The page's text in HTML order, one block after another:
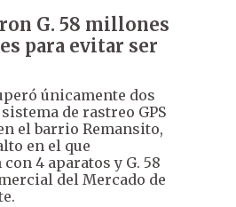
G. 58 millones
para evitar ser
únicamente dos
de rastreo GPS
el barrio Remansito,
en el que
4 aparatos y G. 58
del Mercado de